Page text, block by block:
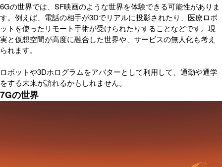
6Gの世界では、SF映画のような世界を体験できる可能性がありま
す。例えば、電話の相手が3Dでリアルに投影されたり、医療ロボ
ットを使ったリモート手術が受けられたりすることなどです。現
実と仮想空間が高度に融合した世界や、サービスの無人化も考え
られます。
ロボットや3Dホログラムをアバターとして利用して、通勤や通学
をする未来が訪れるかもしれません。
7Gの世界